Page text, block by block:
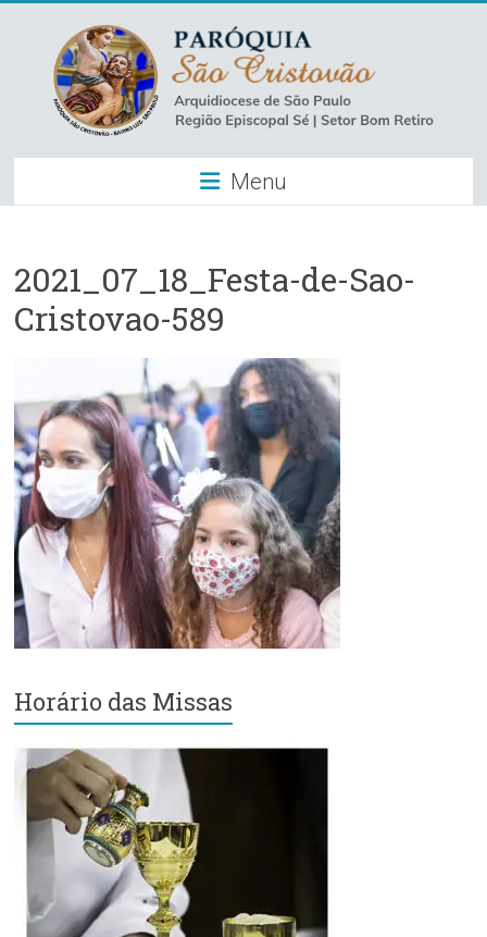
content
Paróquia
São
–
Luz
São
Paulo
–
Região
Episcopal
Sé
–
Setor
Bom
Retiro
Menu
2021_07_18_Festa-de-Sao-
Cristovao-589
Horário das Missas